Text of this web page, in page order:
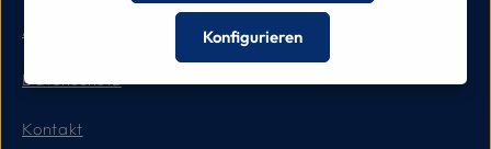
AGB
Datenschutz
Kontakt
Konfigurieren